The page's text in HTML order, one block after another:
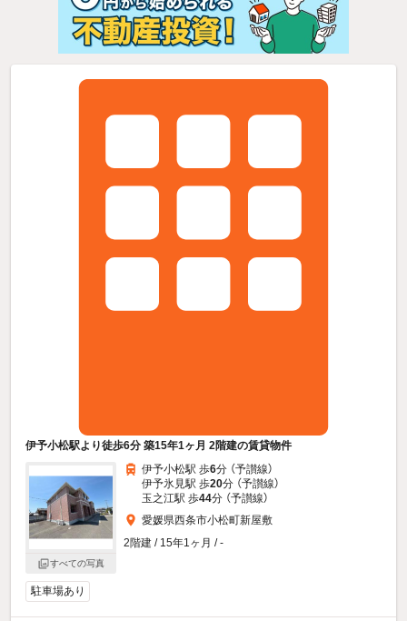
伊予小松駅より徒歩6分 築15年1ヶ月 2階建の賃貸物件
すべての写真
伊予小松駅 歩6分 （予讃線）
伊予氷見駅 歩20分 （予讃線）
玉之江駅 歩44分 （予讃線）
愛媛県西条市小松町新屋敷
2階建 / 15年1ヶ月 / -
駐車場あり